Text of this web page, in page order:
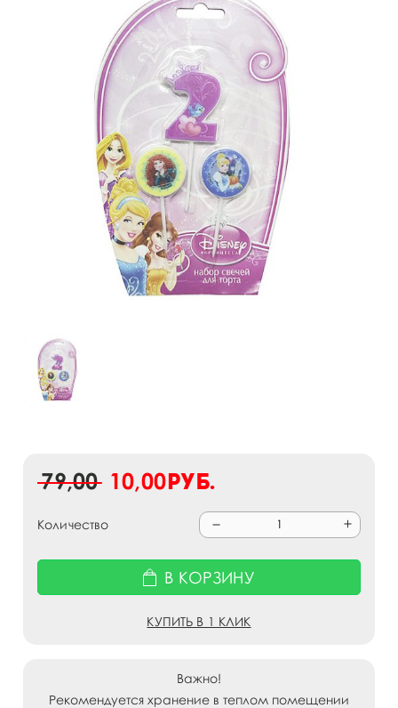
79,00 10,00руб.
Количество
В КОРЗИНУ
КУПИТЬ В 1 КЛИК
Важно!
Рекомендуется хранение в теплом помещении